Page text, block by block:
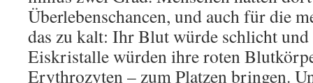
Überlebenschancen, und auch für die
das zu kalt: Ihr Blut würde schlicht
Eiskristalle würden ihre roten
Erythrozyten – zum Platzen bringen.